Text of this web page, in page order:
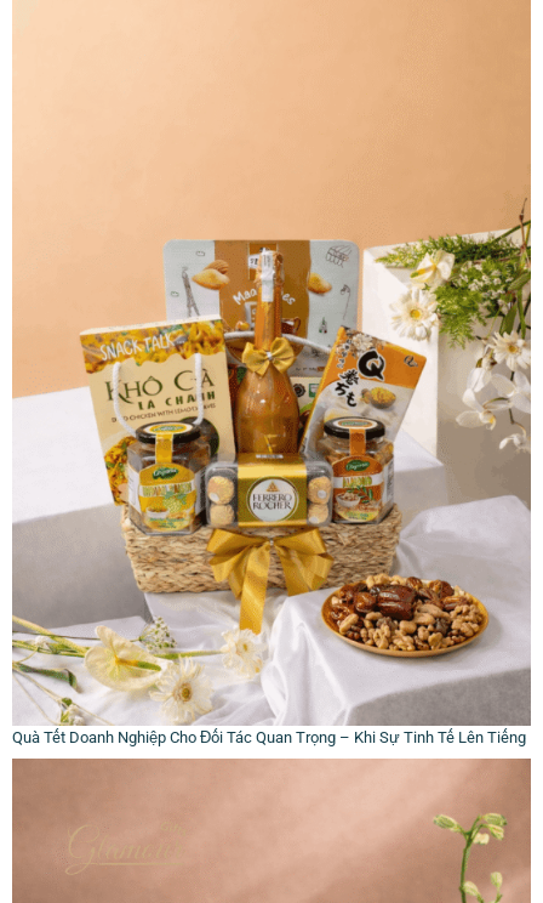
Quà Tết Doanh Nghiệp Cho Đối Tác Quan Trọng – Khi Sự Tinh Tế Lên Tiếng